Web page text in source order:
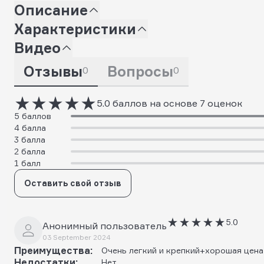
Описание
Характеристики
Видео
Отзывы0 Вопросы0
5.0 баллов на основе 7 оценок
5 баллов
4 балла
3 балла
2 балла
1 балл
Оставить свой отзыв
Анонимный пользователь
03 September 2024
5.0
Преимущества: Очень легкий и крепкий+хорошая цена
Нет